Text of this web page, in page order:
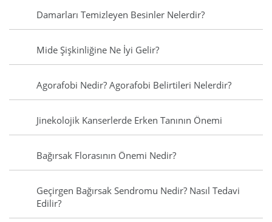
Damarları Temizleyen Besinler Nelerdir?
Mide Şişkinliğine Ne İyi Gelir?
Agorafobi Nedir? Agorafobi Belirtileri Nelerdir?
Jinekolojik Kanserlerde Erken Tanının Önemi
Bağırsak Florasının Önemi Nedir?
Geçirgen Bağırsak Sendromu Nedir? Nasıl Tedavi
Edilir?